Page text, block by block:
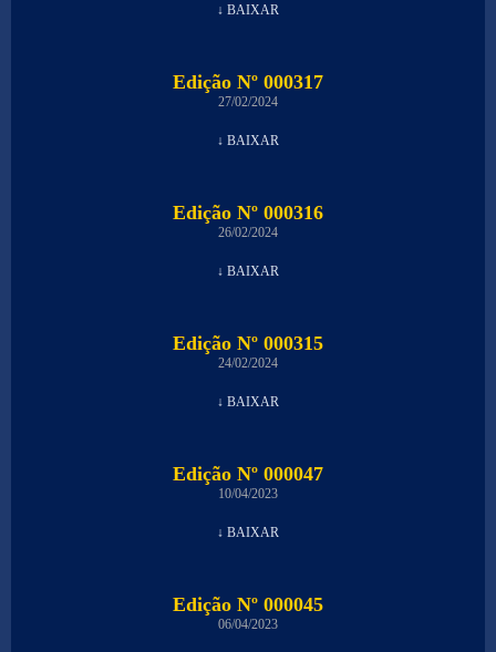
↓ BAIXAR
Edição Nº 000317
27/02/2024
↓ BAIXAR
Edição Nº 000316
26/02/2024
↓ BAIXAR
Edição Nº 000315
24/02/2024
↓ BAIXAR
Edição Nº 000047
10/04/2023
↓ BAIXAR
Edição Nº 000045
06/04/2023